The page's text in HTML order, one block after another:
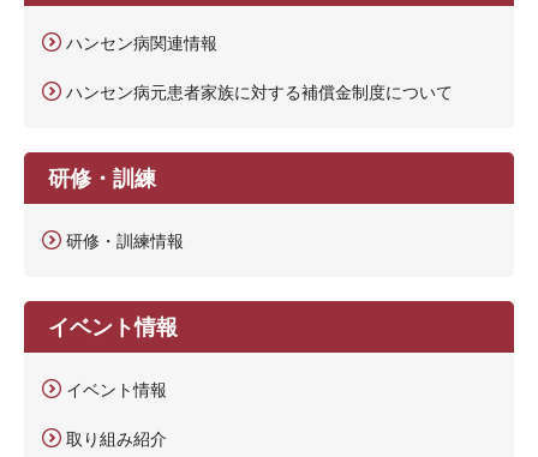
ハンセン病関連情報
ハンセン病元患者家族に対する補償金制度について
研修・訓練
研修・訓練情報
イベント情報
イベント情報
取り組み紹介